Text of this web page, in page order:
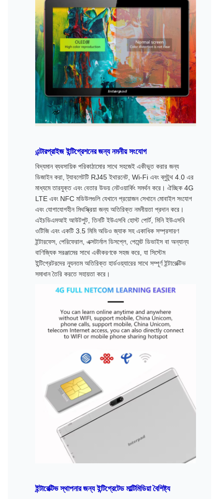
এন্টারপ্রাইজ ইন্টিগ্রেশনের জন্য নমনীয় সংযোগ
বিদ্যমান ব্যবসায়িক পরিকাঠামোর সাথে সহজেই একীভূত করার জন্য
ডিজাইন করা, ট্যাবলেটটি RJ45 ইথারনেট, Wi-Fi এবং ব্লুটুথ 4.0 এর
মাধ্যমে তারযুক্ত এবং বেতার উভয় নেটওয়ার্কিং সমর্থন করে। ঐচ্ছিক 4G
LTE এবং NFC মডিউলগুলি যেখানে প্রয়োজন সেখানে মোবাইল সংযোগ
এবং যোগাযোগহীন মিথস্ক্রিয়া জন্য অতিরিক্ত নমনীয়তা প্রদান করে।
এইচডিএমআই আউটপুট, তিনটি ইউএসবি হোস্ট পোর্ট, মিনি ইউএসবি
ওটিজি এবং একটি 3.5 মিমি অডিও জ্যাক সহ একাধিক সম্প্রসারণ
ইন্টারফেস, পেরিফেরাল, এক্সটার্নাল ডিসপ্লে, পেমেন্ট ডিভাইস বা অন্যান্য
বাণিজ্যিক সরঞ্জামের সাথে একীকরণকে সহজ করে, যা সিস্টেম
ইন্টিগ্রেটরদের ন্যূনতম অতিরিক্ত হার্ডওয়্যারের সাথে সম্পূর্ণ ইন্টারেক্টিভ
সমাধান তৈরি করতে সহায়তা করে।
ইন্টারেক্টিভ স্থাপনার জন্য ইন্টিগ্রেটেড মাল্টিমিডিয়া বৈশিষ্ট্য